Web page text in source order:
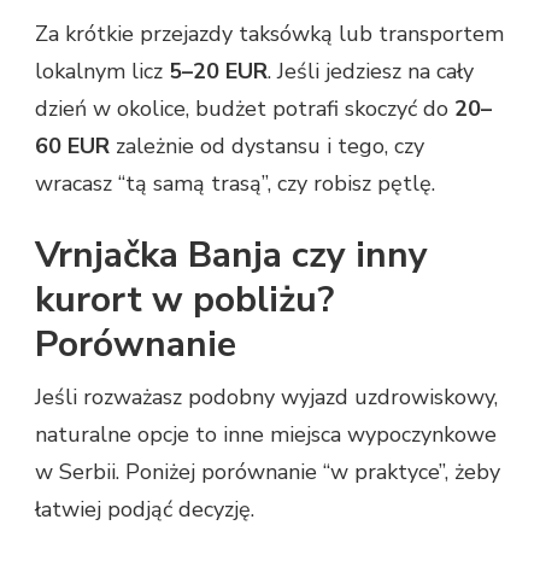
Za krótkie przejazdy taksówką lub transportem
lokalnym licz 5–20 EUR. Jeśli jedziesz na cały
dzień w okolice, budżet potrafi skoczyć do 20–
60 EUR zależnie od dystansu i tego, czy
wracasz “tą samą trasą”, czy robisz pętlę.
Vrnjačka Banja czy inny
kurort w pobliżu?
Porównanie
Jeśli rozważasz podobny wyjazd uzdrowiskowy,
naturalne opcje to inne miejsca wypoczynkowe
w Serbii. Poniżej porównanie “w praktyce”, żeby
łatwiej podjąć decyzję.